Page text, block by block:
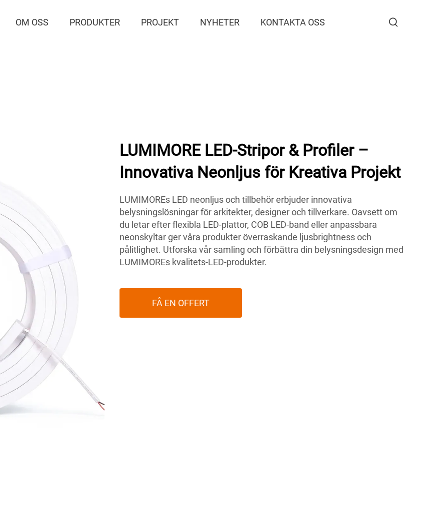
OM OSS PRODUKTER PROJEKT NYHETER KONTAKTA OSS
LUMIMORE LED-Stripor & Profiler –
Innovativa Neonljus för Kreativa Projekt
LUMIMOREs LED neonljus och tillbehör erbjuder innovativa
belysningslösningar för arkitekter, designer och tillverkare. Oavsett om
du letar efter flexibla LED-plattor, COB LED-band eller anpassbara
neonskyltar ger våra produkter överraskande ljusbrightness och
pålitlighet. Utforska vår samling och förbättra din belysningsdesign med
LUMIMOREs kvalitets-LED-produkter.
FÅ EN OFFERT